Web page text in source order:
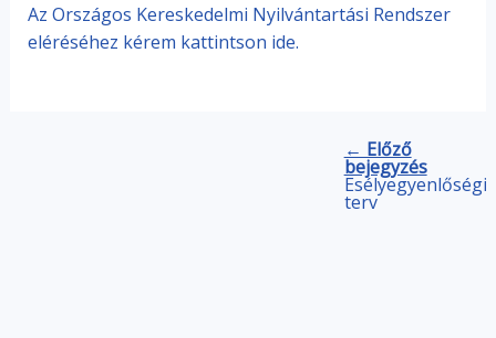
Az Országos Kereskedelmi Nyilvántartási Rendszer
eléréséhez kérem kattintson ide.
← Előző
bejegyzés
Esélyegyenlőségi
terv